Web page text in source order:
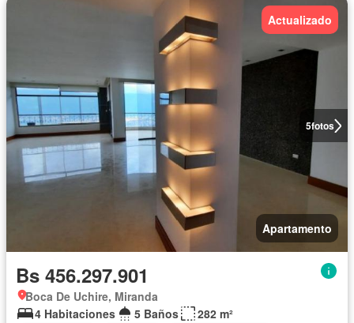
5fotos
Actualizado
Apartamento
Bs 456.297.901
Boca De Uchire, Miranda
4 Habitaciones
5 Baños
282 m²